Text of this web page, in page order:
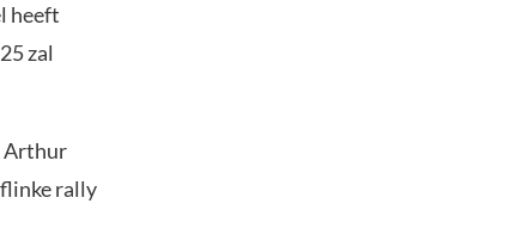
heeft
zal
Arthur
flinke rally